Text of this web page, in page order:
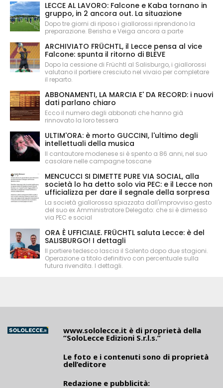
LECCE AL LAVORO: Falcone e Kaba tornano in
gruppo, in 2 ancora out. La situazione
Dopo tre giorni di riposo i giallorossi riprendono la
preparazione. Berisha e Veiga ancora a parte
ARCHIVIATO FRÜCHTL, il Lecce pensa al vice
Falcone: spunta il ritorno di BLEVE
Dopo la cessione di Früchtl al Salisburgo, i giallorossi
valutano il portiere cresciuto nel vivaio per completare
il reparto.
ABBONAMENTI, LA MARCIA E' DA RECORD: i nuovi
dati parlano chiaro
Ecco il numero degli abbonati che hanno già
rinnovato la loro tessera
ULTIM'ORA: è morto GUCCINI, l'ultimo degli
intellettuali della musica
Il cantautore modenese si è spento a 86 anni, nel suo
casolare nelle campagne toscane
MENCUCCI SI DIMETTE PURE VIA SOCIAL, alla
società lo ha detto solo via PEC: e il Lecce non
ufficializza per dare il segnale della sorpresa
La società giallorossa spiazzata dall'improvviso gesto
del suo ex Amministratore Delegato: che si è dimesso
via PEC e social
ORA È UFFICIALE. FRÜCHTL saluta Lecce: è del
SALISBURGO! I dettagli
Il portiere tedesco lascia il Salento dopo due stagioni.
Operazione a titolo definitivo con percentuale sulla
futura rivendita. I dettagli.
www.sololecce.it è di proprietà della
“SoloLecce Edizioni S.r.l.s.”
Le foto e i contenuti sono di proprietà
dell’editore
Redazione e pubblicità: